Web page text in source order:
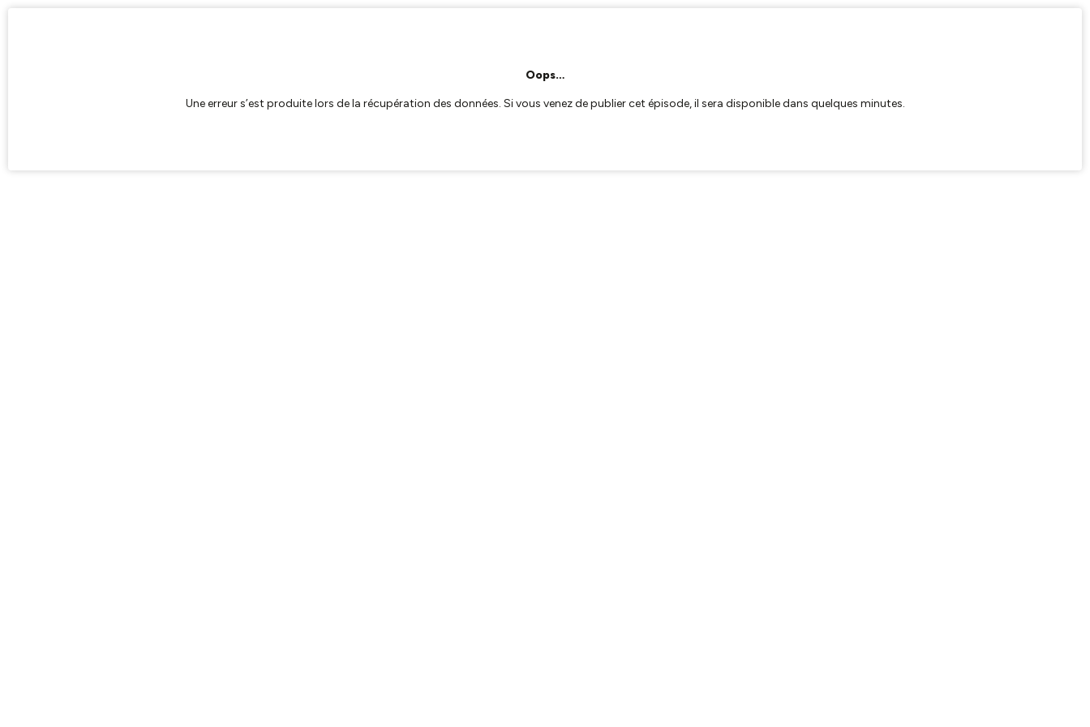
Oops…
Une erreur s’est produite lors de la récupération des données. Si vous venez de publier cet épisode, il sera disponible dans quelques minutes.